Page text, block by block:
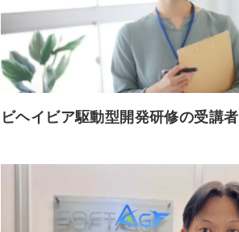
ビヘイビア駆動型開発研修の受講者